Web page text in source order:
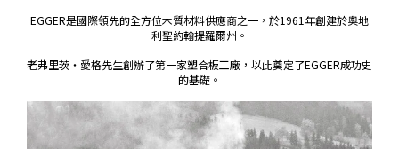
EGGER是國際領先的全方位木質材料供應商之一，於1961年創建於奧地
利聖約翰提羅爾州。
老弗里茨‧愛格先生創辦了第一家塑合板工廠，以此奠定了EGGER成功史
的基礎。